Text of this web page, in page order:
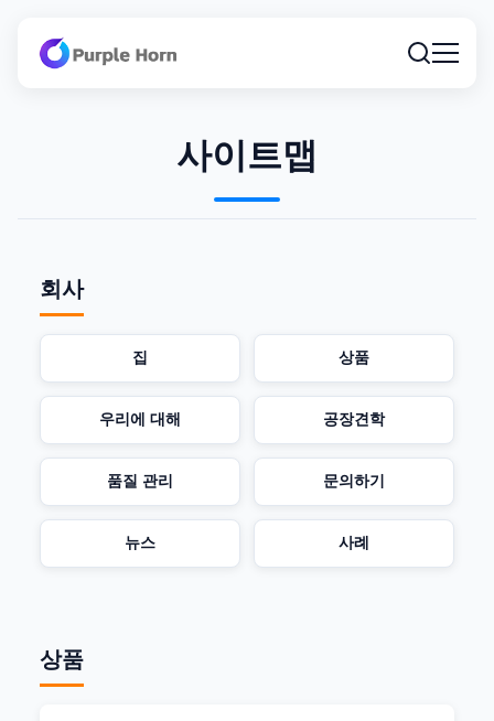
사이트맵
회사
집 상품
우리에 대해 공장견학
품질 관리 문의하기
뉴스 사례
상품